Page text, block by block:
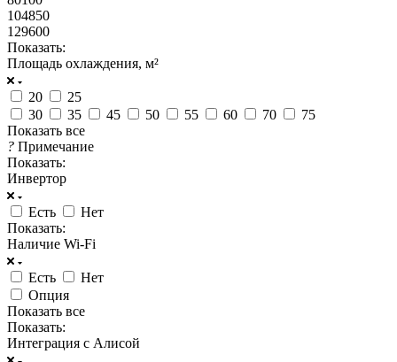
104850
129600
Показать:
Площадь охлаждения, м²
20
25
30
35 45 50 55 60 70
75
Показать все
? Примечание
Показать:
Инвертор
Есть
Нет
Показать:
Наличие Wi-Fi
Есть
Нет
Опция
Показать все
Показать:
Интеграция с Алисой